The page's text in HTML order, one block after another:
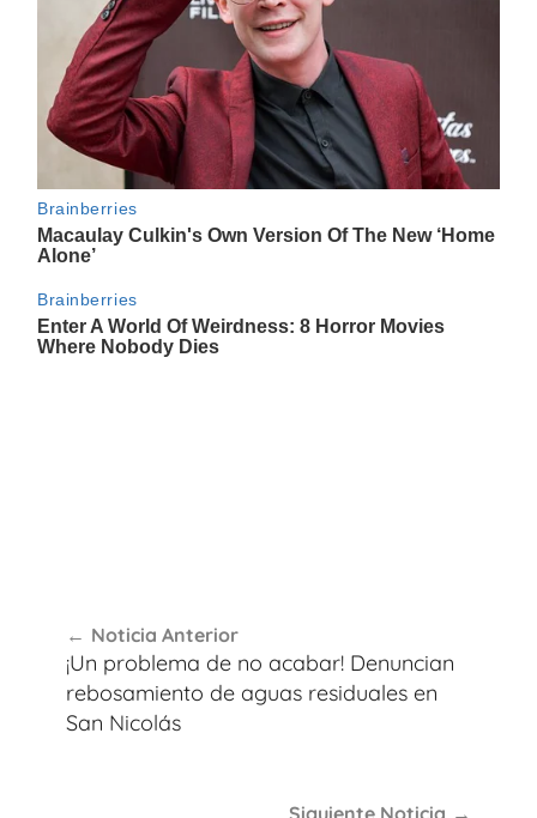
de
entradas
Noticia Anterior
¡Un problema de no acabar! Denuncian
rebosamiento de aguas residuales en
San Nicolás